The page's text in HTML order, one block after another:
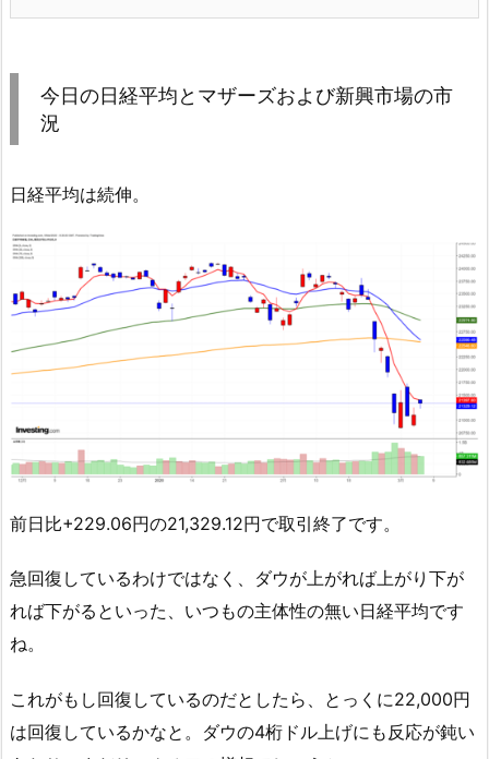
今日の日経平均とマザーズおよび新興市場の市
況
日経平均は続伸。
前日比+229.06円の21,329.12円で取引終了です。
急回復しているわけではなく、ダウが上がれば上がり下が
れば下がるといった、いつもの主体性の無い日経平均です
ね。
これがもし回復しているのだとしたら、とっくに22,000円
は回復しているかなと。ダウの4桁ドル上げにも反応が鈍い